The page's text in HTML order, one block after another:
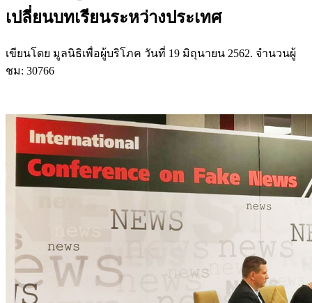
เปลี่ยนบทเรียนระหว่างประเทศ
เขียนโดย มูลนิธิเพื่อผู้บริโภค วันที่ 19 มิถุนายน 2562. จำนวนผู้
ชม: 30766